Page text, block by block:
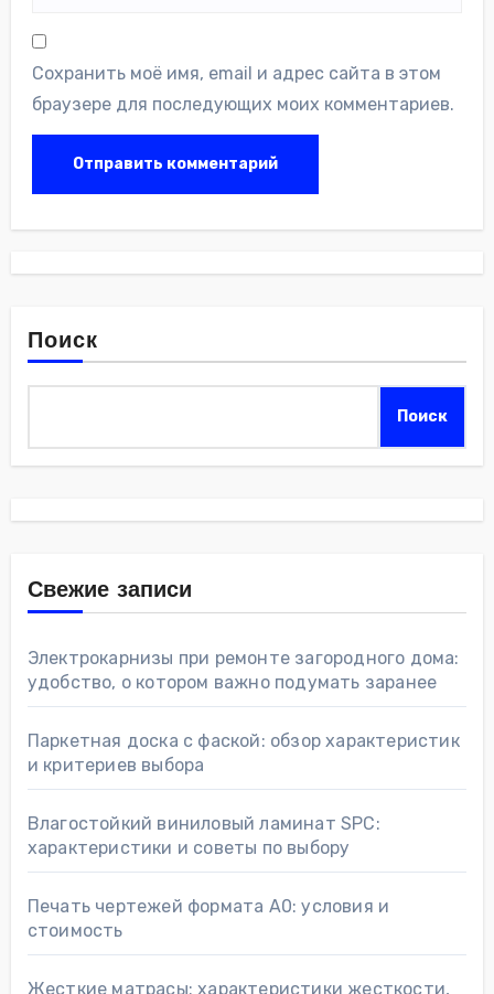
Сохранить моё имя, email и адрес сайта в этом
браузере для последующих моих комментариев.
Поиск
Поиск
Свежие записи
Электрокарнизы при ремонте загородного дома:
удобство, о котором важно подумать заранее
Паркетная доска с фаской: обзор характеристик
и критериев выбора
Влагостойкий виниловый ламинат SPC:
характеристики и советы по выбору
Печать чертежей формата А0: условия и
стоимость
Жесткие матрасы: характеристики жесткости,